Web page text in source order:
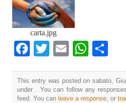
carta.jpg
Facebook
TwitterEmail
This entry was posted on sabato,
under . You can follow any
feed. You can leave a response, or